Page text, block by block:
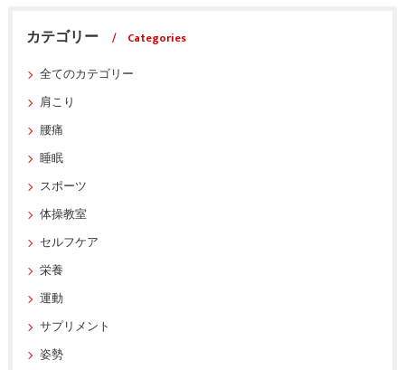
カテゴリー
Categories
全てのカテゴリー
肩こり
腰痛
睡眠
スポーツ
体操教室
セルフケア
栄養
運動
サプリメント
姿勢